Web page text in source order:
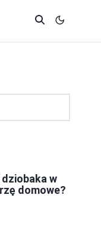
dziobaka w
domowe?